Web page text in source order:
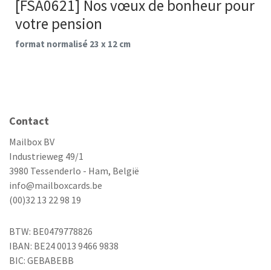
[FSA0621] Nos vœux de bonheur pour
votre pension
format normalisé 23 x 12 cm
Contact
Mailbox BV
Industrieweg 49/1
3980 Tessenderlo - Ham, België
info@mailboxcards.be
(00)32 13 22 98 19
BTW: BE0479778826
IBAN: BE24 0013 9466 9838
BIC: GEBABEBB